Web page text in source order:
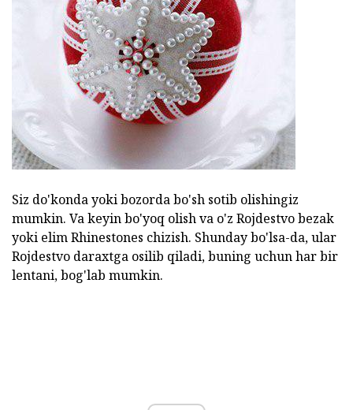
Siz do'konda yoki bozorda bo'sh sotib olishingiz
mumkin. Va keyin bo'yoq olish va o'z Rojdestvo bezak
yoki elim Rhinestones chizish. Shunday bo'lsa-da, ular
Rojdestvo daraxtga osilib qiladi, buning uchun har bir
lentani, bog'lab mumkin.